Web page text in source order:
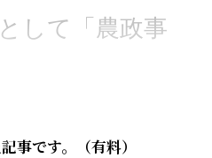
して「農政事
事です。（有料）